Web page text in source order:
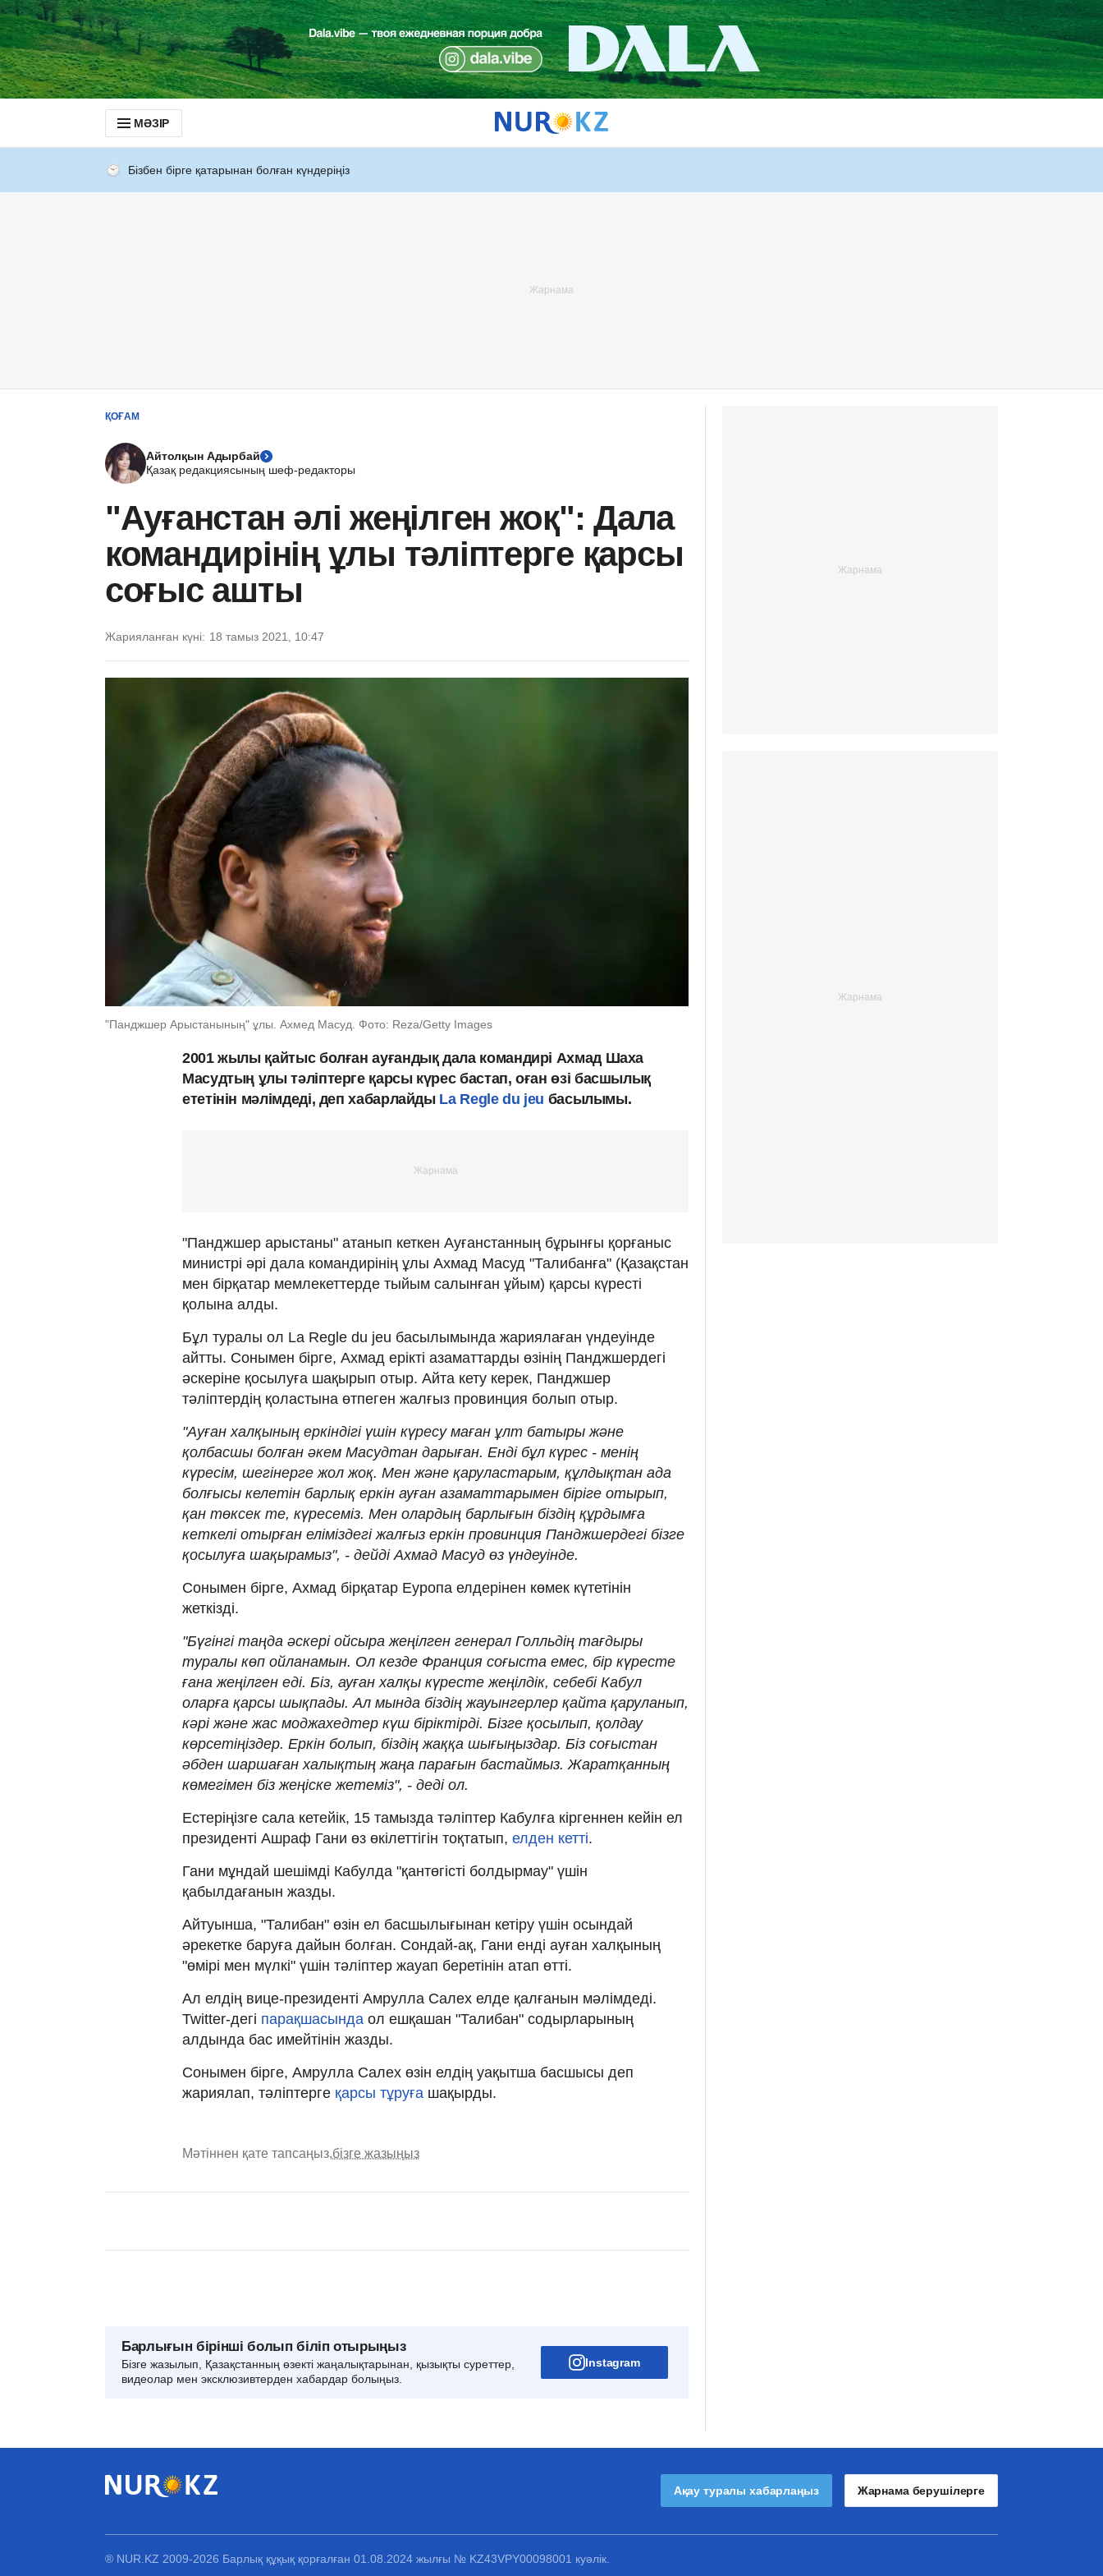
МӘЗІР
Бізбен бірге қатарынан болған күндеріңіз
ҚОҒАМ
Айтолқын Адырбай
Қазақ редакциясының шеф-редакторы
"Ауғанстан әлі жеңілген жоқ": Дала
командирінің ұлы тәліптерге қарсы
соғыс ашты
Жарияланған күні: 18 тамыз 2021, 10:47
"Панджшер Арыстанының" ұлы. Ахмед Масуд. Фото: Reza/Getty Images
2001 жылы қайтыс болған ауғандық дала командирі Ахмад Шаха
Масудтың ұлы тәліптерге қарсы күрес бастап, оған өзі басшылық
ететінін мәлімдеді, деп хабарлайды La Regle du jeu басылымы.
"Панджшер арыстаны" атанып кеткен Ауғанстанның бұрынғы қорғаныс
министрі әрі дала командирінің ұлы Ахмад Масуд "Талибанға" (Қазақстан
мен бірқатар мемлекеттерде тыйым салынған ұйым) қарсы күресті
қолына алды.
Бұл туралы ол La Regle du jeu басылымында жариялаған үндеуінде
айтты. Сонымен бірге, Ахмад ерікті азаматтарды өзінің Панджшердегі
әскеріне қосылуға шақырып отыр. Айта кету керек, Панджшер
тәліптердің қоластына өтпеген жалғыз провинция болып отыр.
"Ауған халқының еркіндігі үшін күресу маған ұлт батыры және
қолбасшы болған әкем Масудтан дарыған. Енді бұл күрес - менің
күресім, шегінерге жол жоқ. Мен және қаруластарым, құлдықтан ада
болғысы келетін барлық еркін ауған азаматтарымен біріге отырып,
қан төксек те, күресеміз. Мен олардың барлығын біздің құрдымға
кеткелі отырған еліміздегі жалғыз еркін провинция Панджшердегі бізге
қосылуға шақырамыз", - дейді Ахмад Масуд өз үндеуінде.
Сонымен бірге, Ахмад бірқатар Еуропа елдерінен көмек күтетінін
жеткізді.
"Бүгінгі таңда әскері ойсыра жеңілген генерал Голльдің тағдыры
туралы көп ойланамын. Ол кезде Франция соғыста емес, бір күресте
ғана жеңілген еді. Біз, ауған халқы күресте жеңілдік, себебі Кабул
оларға қарсы шықпады. Ал мында біздің жауынгерлер қайта қаруланып,
кәрі және жас моджахедтер күш біріктірді. Бізге қосылып, қолдау
көрсетіңіздер. Еркін болып, біздің жаққа шығыңыздар. Біз соғыстан
әбден шаршаған халықтың жаңа парағын бастаймыз. Жаратқанның
көмегімен біз жеңіске жетеміз", - деді ол.
Естеріңізге сала кетейік, 15 тамызда тәліптер Кабулға кіргеннен кейін ел
президенті Ашраф Гани өз өкілеттігін тоқтатып, елден кетті.
Гани мұндай шешімді Кабулда "қантөгісті болдырмау" үшін
қабылдағанын жазды.
Айтуынша, "Талибан" өзін ел басшылығынан кетіру үшін осындай
әрекетке баруға дайын болған. Сондай-ақ, Гани енді ауған халқының
"өмірі мен мүлкі" үшін тәліптер жауап беретінін атап өтті.
Ал елдің вице-президенті Амрулла Салех елде қалғанын мәлімдеді.
Twitter-дегі парақшасында ол ешқашан "Талибан" содырларының
алдында бас имейтінін жазды.
Сонымен бірге, Амрулла Салех өзін елдің уақытша басшысы деп
жариялап, тәліптерге қарсы тұруға шақырды.
Мәтіннен қате тапсаңыз,бізге жазыңыз
Барлығын бірінші болып біліп отырыңыз
Бізге жазылып, Қазақстанның өзекті жаңалықтарынан, қызықты суреттер,
видеолар мен эксклюзивтерден хабардар болыңыз.
Instagram
Ақау туралы хабарлаңыз Жарнама берушілерге
® NUR.KZ 2009-2026 Барлық құқық қорғалған 01.08.2024 жылғы № KZ43VPY00098001 куәлік.